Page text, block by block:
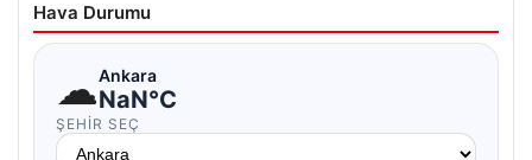
Hava Durumu
☁Ankara
NaN°C
ŞEHIR SEÇ